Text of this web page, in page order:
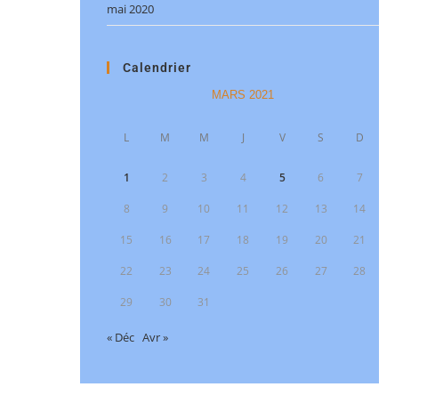
mai 2020
Calendrier
MARS 2021
L M M J V S D
1 2 3 4 5 6 7
8 9 10 11 12 13 14
15 16 17 18 19 20 21
22 23 24 25 26 27 28
29 30 31
« Déc Avr »